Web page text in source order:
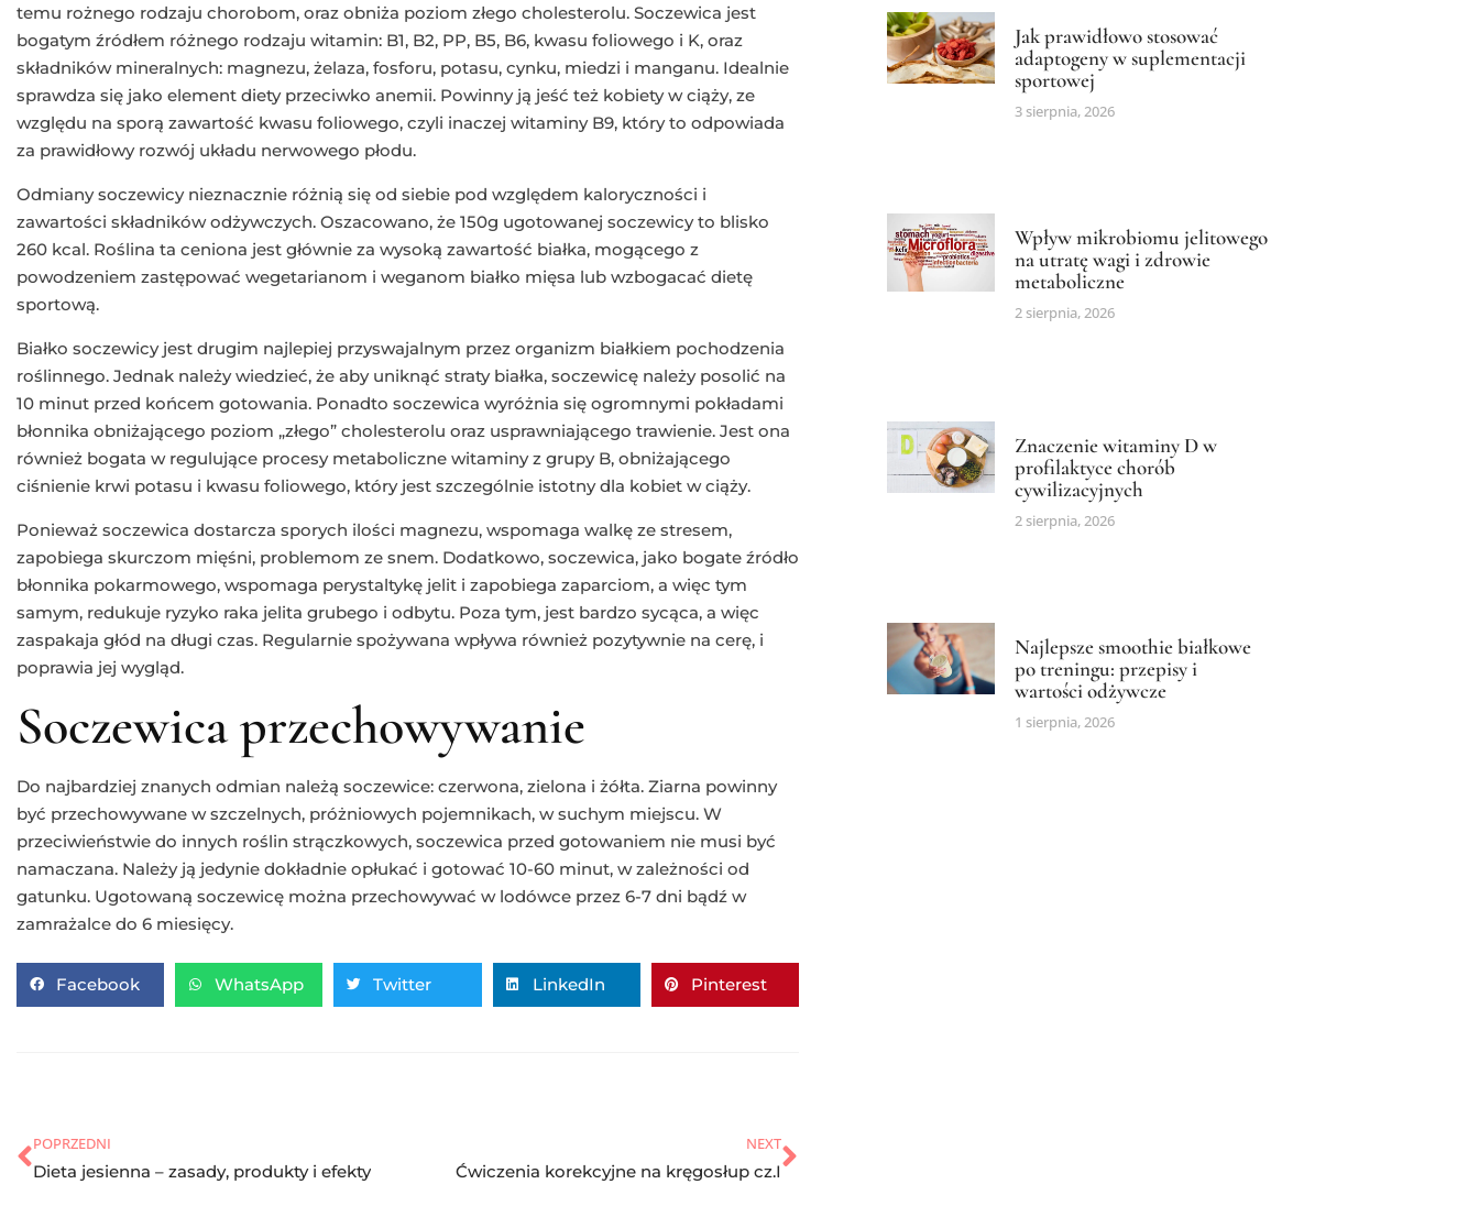
temu rożnego rodzaju chorobom, oraz obniża poziom złego cholesterolu. Soczewica jest
bogatym źródłem różnego rodzaju witamin: B1, B2, PP, B5, B6, kwasu foliowego i K, oraz
składników mineralnych: magnezu, żelaza, fosforu, potasu, cynku, miedzi i manganu. Idealnie
sprawdza się jako element diety przeciwko anemii. Powinny ją jeść też kobiety w ciąży, ze
względu na sporą zawartość kwasu foliowego, czyli inaczej witaminy B9, który to odpowiada
za prawidłowy rozwój układu nerwowego płodu.
Odmiany soczewicy nieznacznie różnią się od siebie pod względem kaloryczności i
zawartości składników odżywczych. Oszacowano, że 150g ugotowanej soczewicy to blisko
260 kcal. Roślina ta ceniona jest głównie za wysoką zawartość białka, mogącego z
powodzeniem zastępować wegetarianom i weganom białko mięsa lub wzbogacać dietę
sportową.
Białko soczewicy jest drugim najlepiej przyswajalnym przez organizm białkiem pochodzenia
roślinnego. Jednak należy wiedzieć, że aby uniknąć straty białka, soczewicę należy posolić na
10 minut przed końcem gotowania. Ponadto soczewica wyróżnia się ogromnymi pokładami
błonnika obniżającego poziom „złego” cholesterolu oraz usprawniającego trawienie. Jest ona
również bogata w regulujące procesy metaboliczne witaminy z grupy B, obniżającego
ciśnienie krwi potasu i kwasu foliowego, który jest szczególnie istotny dla kobiet w ciąży.
Ponieważ soczewica dostarcza sporych ilości magnezu, wspomaga walkę ze stresem,
zapobiega skurczom mięśni, problemom ze snem. Dodatkowo, soczewica, jako bogate źródło
błonnika pokarmowego, wspomaga perystaltykę jelit i zapobiega zaparciom, a więc tym
samym, redukuje ryzyko raka jelita grubego i odbytu. Poza tym, jest bardzo sycąca, a więc
zaspakaja głód na długi czas. Regularnie spożywana wpływa również pozytywnie na cerę, i
poprawia jej wygląd.
Soczewica przechowywanie
Do najbardziej znanych odmian należą soczewice: czerwona, zielona i żółta. Ziarna powinny
być przechowywane w szczelnych, próżniowych pojemnikach, w suchym miejscu. W
przeciwieństwie do innych roślin strączkowych, soczewica przed gotowaniem nie musi być
namaczana. Należy ją jedynie dokładnie opłukać i gotować 10-60 minut, w zależności od
gatunku. Ugotowaną soczewicę można przechowywać w lodówce przez 6-7 dni bądź w
zamrażalce do 6 miesięcy.
Facebook WhatsApp Twitter LinkedIn Pinterest
POPRZEDNI
Dieta jesienna – zasady, produkty i efekty
NEXT
Ćwiczenia korekcyjne na kręgosłup cz.I
Jak prawidłowo stosować
adaptogeny w suplementacji
sportowej
3 sierpnia, 2026
Wpływ mikrobiomu jelitowego
na utratę wagi i zdrowie
metaboliczne
2 sierpnia, 2026
Znaczenie witaminy D w
profilaktyce chorób
cywilizacyjnych
2 sierpnia, 2026
Najlepsze smoothie białkowe
po treningu: przepisy i
wartości odżywcze
1 sierpnia, 2026